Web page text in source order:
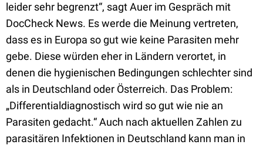
leider sehr begrenzt“, sagt Auer im Gespräch mit
DocCheck News. Es werde die Meinung vertreten,
dass es in Europa so gut wie keine Parasiten mehr
gebe. Diese würden eher in Ländern verortet, in
denen die hygienischen Bedingungen schlechter sind
als in Deutschland oder Österreich. Das Problem:
„Differentialdiagnostisch wird so gut wie nie an
Parasiten gedacht.“ Auch nach aktuellen Zahlen zu
parasitären Infektionen in Deutschland kann man in